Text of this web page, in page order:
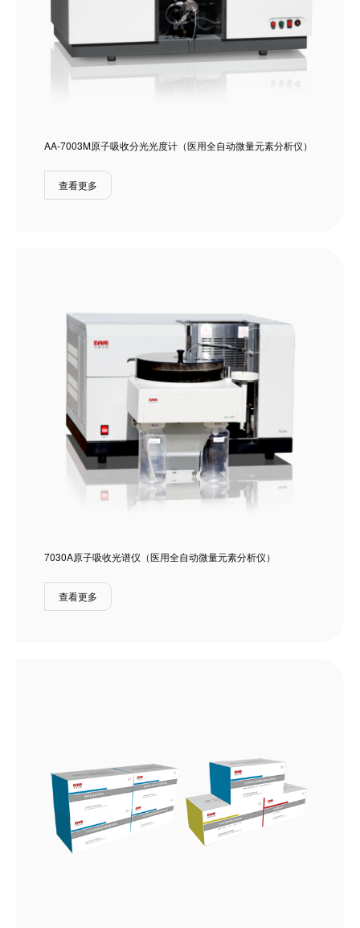
AA-7003M原子吸收分光光度计（医用全自动微量元素分析仪）
查看更多
7030A原子吸收光谱仪（医用全自动微量元素分析仪）
查看更多